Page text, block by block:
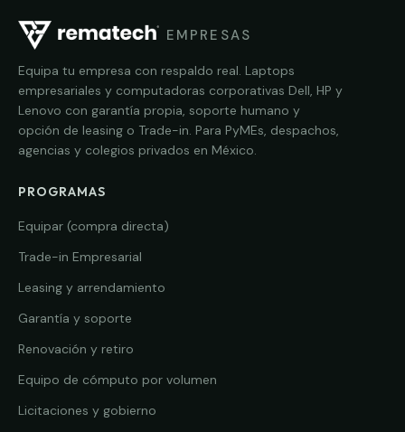
EMPRESAS
Equipa tu empresa con respaldo real. Laptops
empresariales y computadoras corporativas Dell, HP y
Lenovo con garantía propia, soporte humano y
opción de leasing o Trade-in. Para PyMEs, despachos,
agencias y colegios privados en México.
PROGRAMAS
Equipar (compra directa)
Trade-in Empresarial
Leasing y arrendamiento
Garantía y soporte
Renovación y retiro
Equipo de cómputo por volumen
Licitaciones y gobierno